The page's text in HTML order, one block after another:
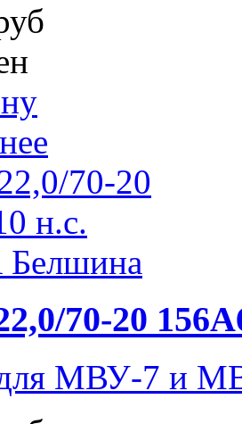
70-20
для МВУ-7 и